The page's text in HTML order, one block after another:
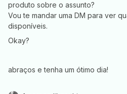
produto sobre o assunto?
Vou te mandar uma DM para ver
disponíveis.
Okay?
abraços e tenha um ótimo dia!